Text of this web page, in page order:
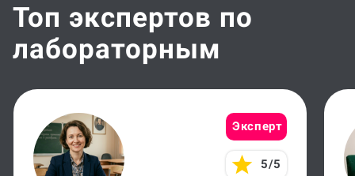
Топ экспертов по
лабораторным
Эксперт
5/5